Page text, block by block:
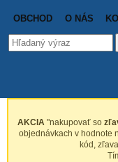
OBCHOD O NÁS
AKCIA"nakupovať so
objednávkach v hodnote
kód,